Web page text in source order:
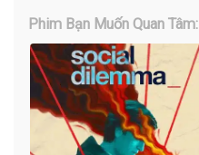
Phim Bạn Muốn Quan Tâm: